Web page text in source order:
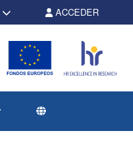
ACCEDER